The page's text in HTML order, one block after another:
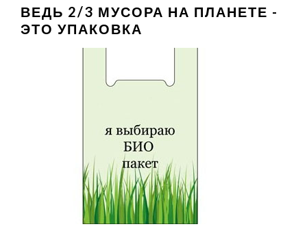
ВЕДЬ 2/3 МУСОРА НА ПЛАНЕТЕ -
ЭТО УПАКОВКА